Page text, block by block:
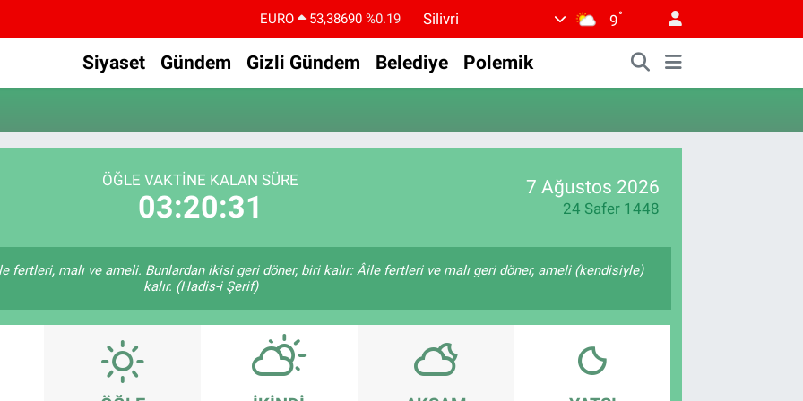
EURO 53,38690 %0.19
STERLİN
61,60380
%0.18
BITCOIN
79.591,74 %-1.82
DOLAR
Silivri 9°
Siyaset Gündem Gizli Gündem Belediye Polemik
ÖĞLE VAKTİNE KALAN SÜRE
03:20:31
7 Ağustos 2026
24 Safer 1448
fertleri, malı ve ameli. Bunlardan ikisi geri döner, biri kalır: Âile fertleri ve malı geri döner, ameli (kendisiyle)
kalır. (Hadis-i Şerif)